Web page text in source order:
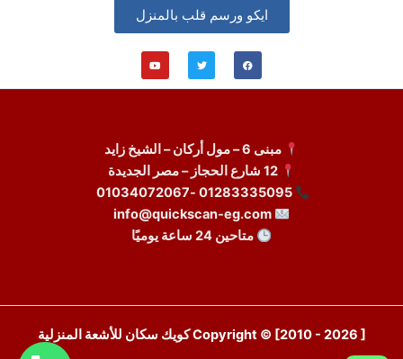
ايكو ورسم قلب بالمنزل
F
a
T
w
Y
o
مبنى 6 – مول أركان – الشيخ زايد
12 شارع الحجاز – مصر الجديدة
01283335095 -01034072067
متاحين 24 ساعة يوميًا
Copyright © [2010 - 2026 ] كويك سكان للأشعة المنزلية